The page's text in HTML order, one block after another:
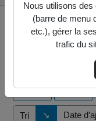
6004
Tri ↘
Direction de tri
Nous utilisons des
(barre de menu
etc.), gérer la
trafic du